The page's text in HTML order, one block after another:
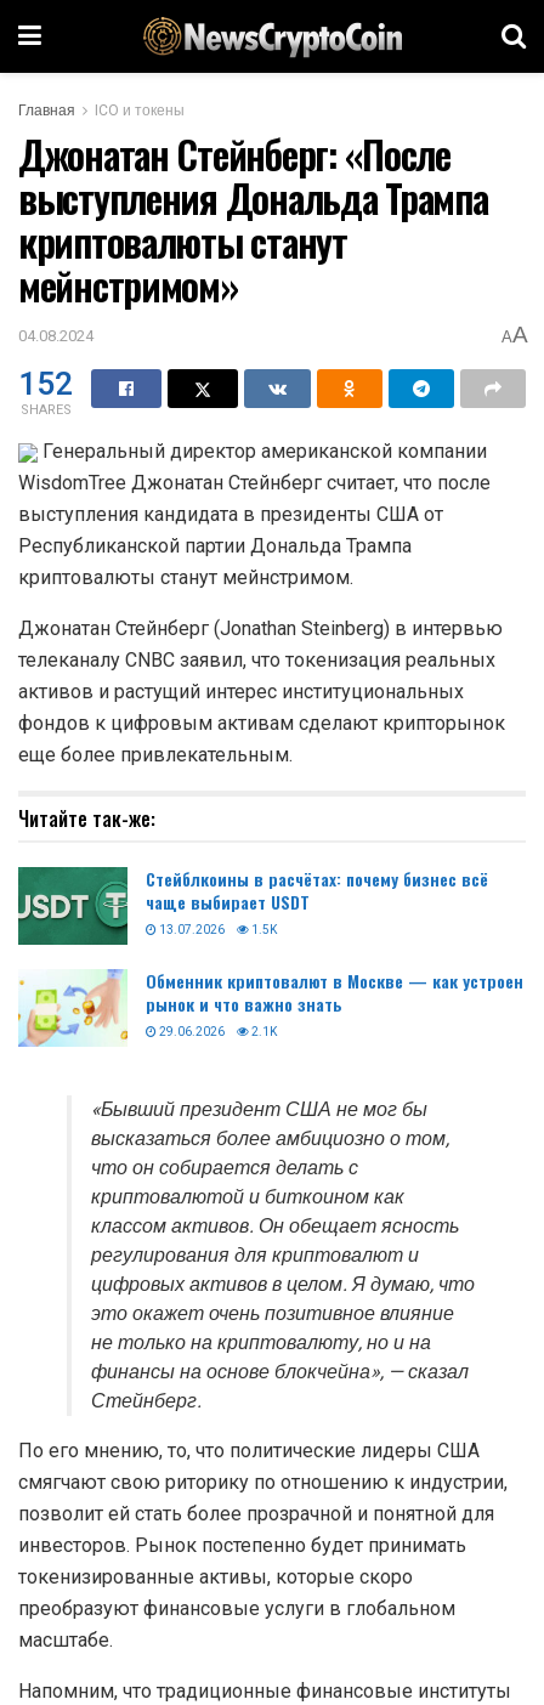
Главная ICO и токены
Джонатан Стейнберг: «После
выступления Дональда Трампа
криптовалюты станут
мейнстримом»
04.08.2024 AA
152
SHARES
Генеральный директор американской компании
WisdomTree Джонатан Стейнберг считает, что после
выступления кандидата в президенты США от
Республиканской партии Дональда Трампа
криптовалюты станут мейнстримом.
Джонатан Стейнберг (Jonathan Steinberg) в интервью
телеканалу CNBC заявил, что токенизация реальных
активов и растущий интерес институциональных
фондов к цифровым активам сделают крипторынок
еще более привлекательным.
Читайте так-же:
Стейблкоины в расчётах: почему бизнес всё
чаще выбирает USDT
13.07.2026 1.5K
Обменник криптовалют в Москве — как устроен
рынок и что важно знать
29.06.2026 2.1K
«Бывший президент США не мог бы
высказаться более амбициозно о том,
что он собирается делать с
криптовалютой и биткоином как
классом активов. Он обещает ясность
регулирования для криптовалют и
цифровых активов в целом. Я думаю, что
это окажет очень позитивное влияние
не только на криптовалюту, но и на
финансы на основе блокчейна», — сказал
Стейнберг.
По его мнению, то, что политические лидеры США
смягчают свою риторику по отношению к индустрии,
позволит ей стать более прозрачной и понятной для
инвесторов. Рынок постепенно будет принимать
токенизированные активы, которые скоро
преобразуют финансовые услуги в глобальном
масштабе.
Напомним, что традиционные финансовые институты